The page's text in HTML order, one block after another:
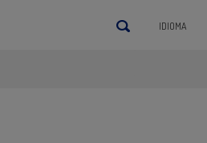
IDIOMA